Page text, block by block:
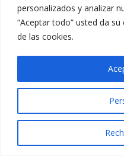
personalizados y analizar
“Aceptar todo” usted da
de las cookies.